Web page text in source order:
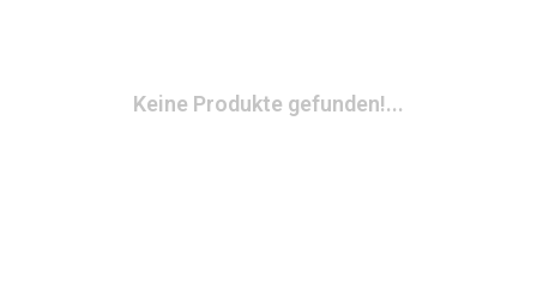
Keine Produkte gefunden!...